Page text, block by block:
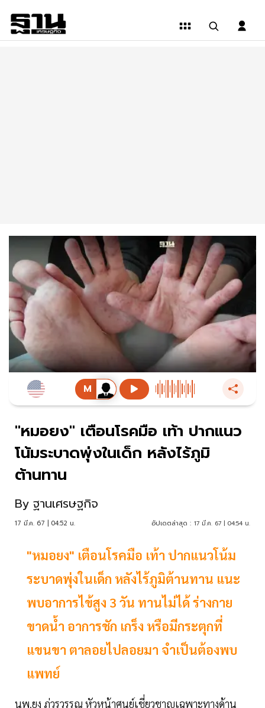
"หมอยง" เตือนโรคมือ เท้า ปากแนว
โน้มระบาดพุ่งในเด็ก หลังไร้ภูมิ
ต้านทาน
By ฐานเศรษฐกิจ
17 มี.ค. 67 | 04:52 น. อัปเดตล่าสุด : 17 มี.ค. 67 | 04:54 น.
"หมอยง" เตือนโรคมือ เท้า ปากแนวโน้ม
ระบาดพุ่งในเด็ก หลังไร้ภูมิต้านทาน แนะ
พบอาการไข้สูง 3 วัน ทานไม่ได้ ร่างกาย
ขาดน้ำ อาการชัก เกร็ง หรือมีกระตุกที่
แขนขา ตาลอยไปลอยมา จำเป็นต้องพบ
แพทย์
นพ.ยง ภู่วรวรรณ หัวหน้าศูนย์เชี่ยวชาญเฉพาะทางด้าน